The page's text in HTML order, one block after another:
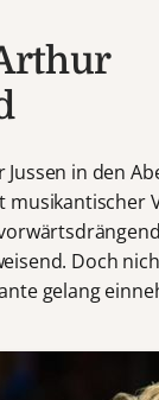
in den
Doch
gelang